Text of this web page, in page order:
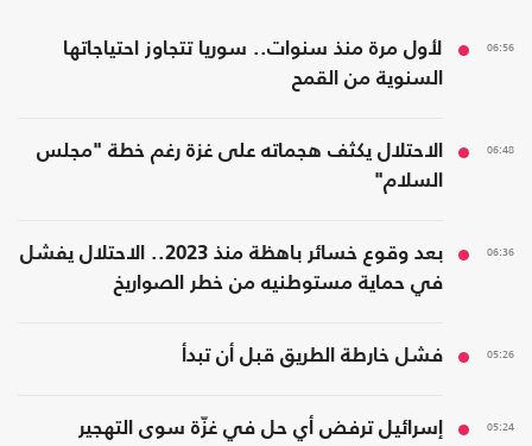
06:56
لأول مرة منذ سنوات.. سوريا تتجاوز احتياجاتها
السنوية من القمح
06:48
الاحتلال يكثف هجماته على غزة رغم خطة "مجلس
السلام"
06:36
بعد وقوع خسائر باهظة منذ 2023.. الاحتلال يفشل
في حماية مستوطنيه من خطر الصواريخ
05:26 فشل خارطة الطريق قبل أن تبدأ
05:24 إسرائيل ترفض أي حل في غزّة سوى التهجير